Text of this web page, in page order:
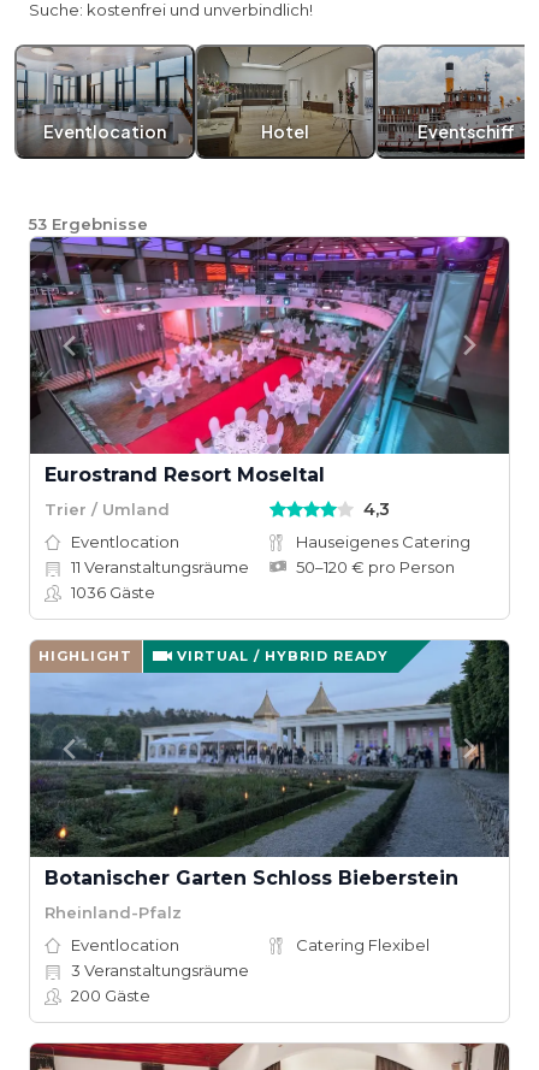
Suche: kostenfrei und unverbindlich!
Eventlocation Hotel Eventschiff
53 Ergebnisse
Eurostrand Resort Moseltal
Trier / Umland 4,3
Eventlocation
Hauseigenes Catering
11 Veranstaltungsräume
50–120 € pro Person
1036 Gäste
HIGHLIGHT VIRTUAL / HYBRID READY
Botanischer Garten Schloss Bieberstein
Rheinland-Pfalz
Eventlocation
Catering Flexibel
3 Veranstaltungsräume
200 Gäste